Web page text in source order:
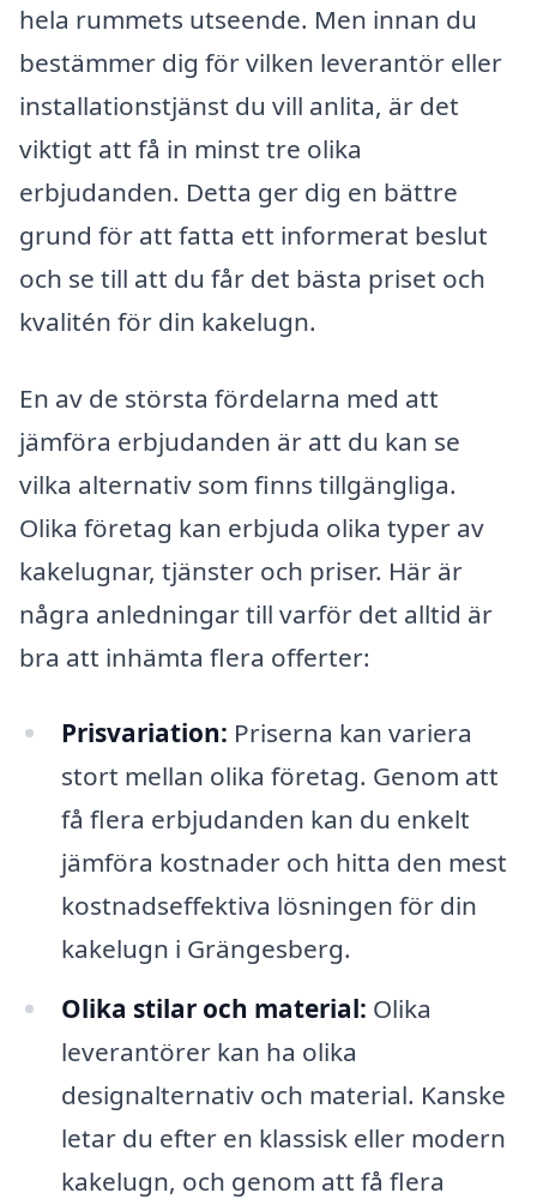
hela rummets utseende. Men innan du
bestämmer dig för vilken leverantör eller
installationstjänst du vill anlita, är det
viktigt att få in minst tre olika
erbjudanden. Detta ger dig en bättre
grund för att fatta ett informerat beslut
och se till att du får det bästa priset och
kvalitén för din kakelugn.
En av de största fördelarna med att
jämföra erbjudanden är att du kan se
vilka alternativ som finns tillgängliga.
Olika företag kan erbjuda olika typer av
kakelugnar, tjänster och priser. Här är
några anledningar till varför det alltid är
bra att inhämta flera offerter:
Prisvariation: Priserna kan variera
stort mellan olika företag. Genom att
få flera erbjudanden kan du enkelt
jämföra kostnader och hitta den mest
kostnadseffektiva lösningen för din
kakelugn i Grängesberg.
Olika stilar och material: Olika
leverantörer kan ha olika
designalternativ och material. Kanske
letar du efter en klassisk eller modern
kakelugn, och genom att få flera